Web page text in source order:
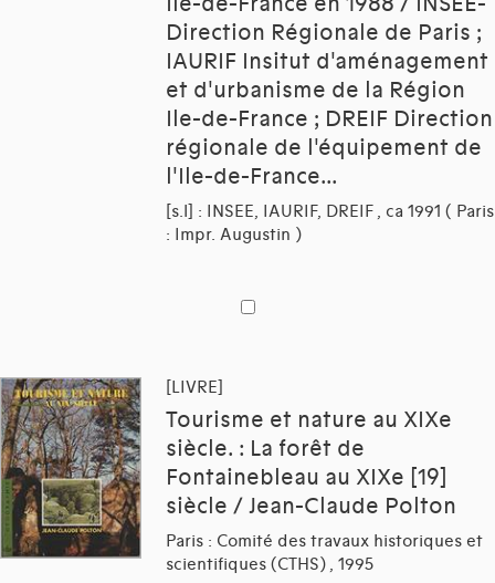
Direction Régionale de Paris ;
IAURIF Insitut d'aménagement
et d'urbanisme de la Région
Ile-de-France ; DREIF Direction
régionale de l'équipement de
l'Ile-de-France...
[s.l] : INSEE, IAURIF, DREIF , ca 1991 ( Paris
: Impr. Augustin )
[LIVRE]
Tourisme et nature au XIXe
siècle. : La forêt de
Fontainebleau au XIXe [19]
siècle / Jean-Claude Polton
Paris : Comité des travaux historiques et
scientifiques (CTHS) , 1995